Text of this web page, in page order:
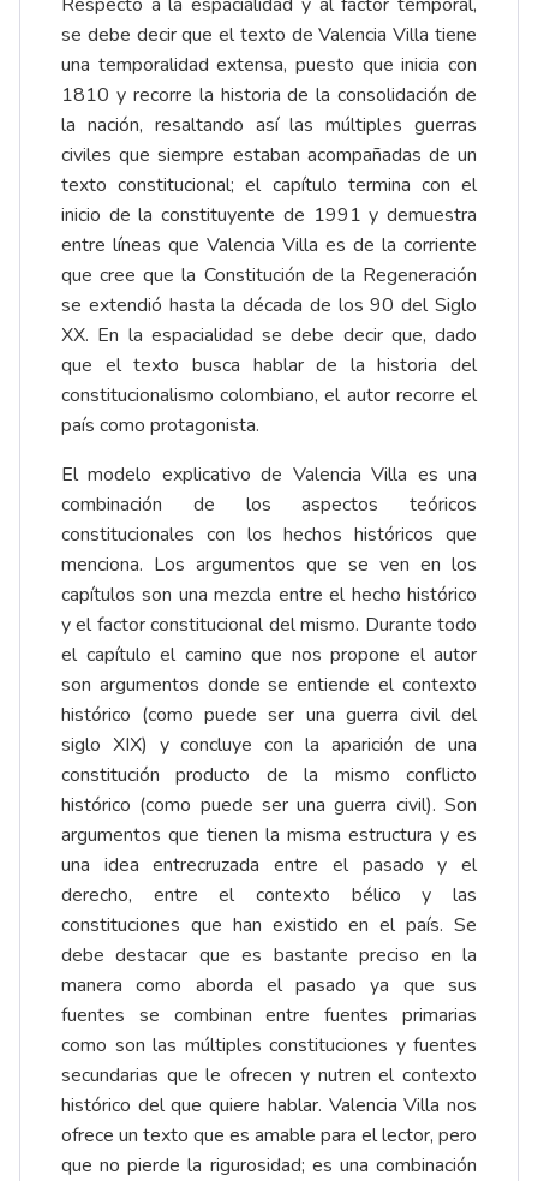
se debe decir que el texto de Valencia Villa tiene
una temporalidad extensa, puesto que inicia con
1810 y recorre la historia de la consolidación de
la nación, resaltando así las múltiples guerras
civiles que siempre estaban acompañadas de un
texto constitucional; el capítulo termina con el
inicio de la constituyente de 1991 y demuestra
entre líneas que Valencia Villa es de la corriente
que cree que la Constitución de la Regeneración
se extendió hasta la década de los 90 del Siglo
XX. En la espacialidad se debe decir que, dado
que el texto busca hablar de la historia del
constitucionalismo colombiano, el autor recorre el
país como protagonista.
El modelo explicativo de Valencia Villa es una
combinación de los aspectos teóricos
constitucionales con los hechos históricos que
menciona. Los argumentos que se ven en los
capítulos son una mezcla entre el hecho histórico
y el factor constitucional del mismo. Durante todo
el capítulo el camino que nos propone el autor
son argumentos donde se entiende el contexto
histórico (como puede ser una guerra civil del
siglo XIX) y concluye con la aparición de una
constitución producto de la mismo conflicto
histórico (como puede ser una guerra civil). Son
argumentos que tienen la misma estructura y es
una idea entrecruzada entre el pasado y el
derecho, entre el contexto bélico y las
constituciones que han existido en el país. Se
debe destacar que es bastante preciso en la
manera como aborda el pasado ya que sus
fuentes se combinan entre fuentes primarias
como son las múltiples constituciones y fuentes
secundarias que le ofrecen y nutren el contexto
histórico del que quiere hablar. Valencia Villa nos
ofrece un texto que es amable para el lector, pero
que no pierde la rigurosidad; es una combinación